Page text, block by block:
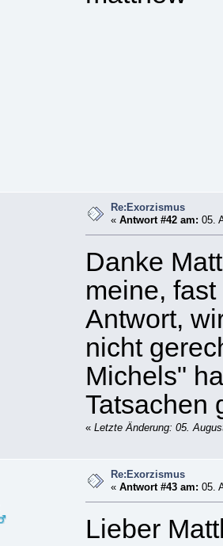
Re:Exorzismus
«Antwort #42 am: 05.
Danke
meine,
Antwort,
nicht
Michels"
Tatsachen
« Letzte Änderung: 05.
Re:Exorzismus
«Antwort #43 am: 05.
Lieber